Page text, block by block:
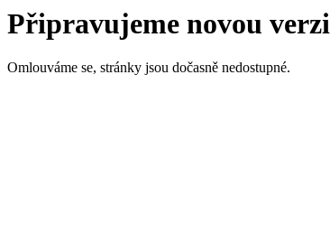
Připravujeme novou verzi
Omlouváme se, stránky jsou dočasně nedostupné.